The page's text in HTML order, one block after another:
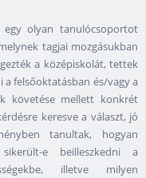
olyan tanulócsoportot
tagjai mozgásukban
a középiskolát, tettek
felsőoktatásban és/vagy a
követése mellett konkrét
keresve a választ, jó
tanultak, hogyan
e beilleszkedni a
illetve milyen